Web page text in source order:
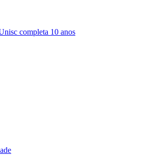
completa 10 anos